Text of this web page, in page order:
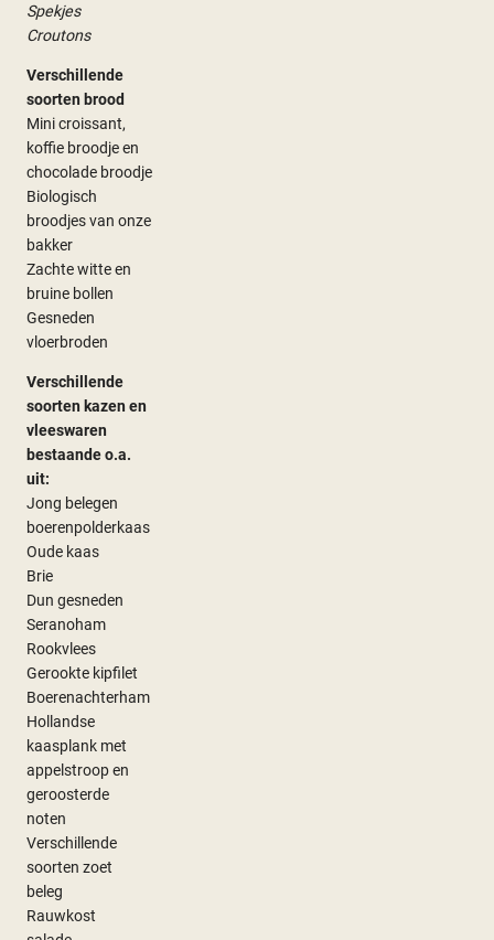
Spekjes
Croutons
Verschillende
soorten brood
Mini croissant,
koffie broodje en
chocolade broodje
Biologisch
broodjes van onze
bakker
Zachte witte en
bruine bollen
Gesneden
vloerbroden
Verschillende
soorten kazen en
vleeswaren
bestaande o.a.
uit:
Jong belegen
boerenpolderkaas
Oude kaas
Brie
Dun gesneden
Seranoham
Rookvlees
Gerookte kipfilet
Boerenachterham
Hollandse
kaasplank met
appelstroop en
geroosterde
noten
Verschillende
soorten zoet
beleg
Rauwkost